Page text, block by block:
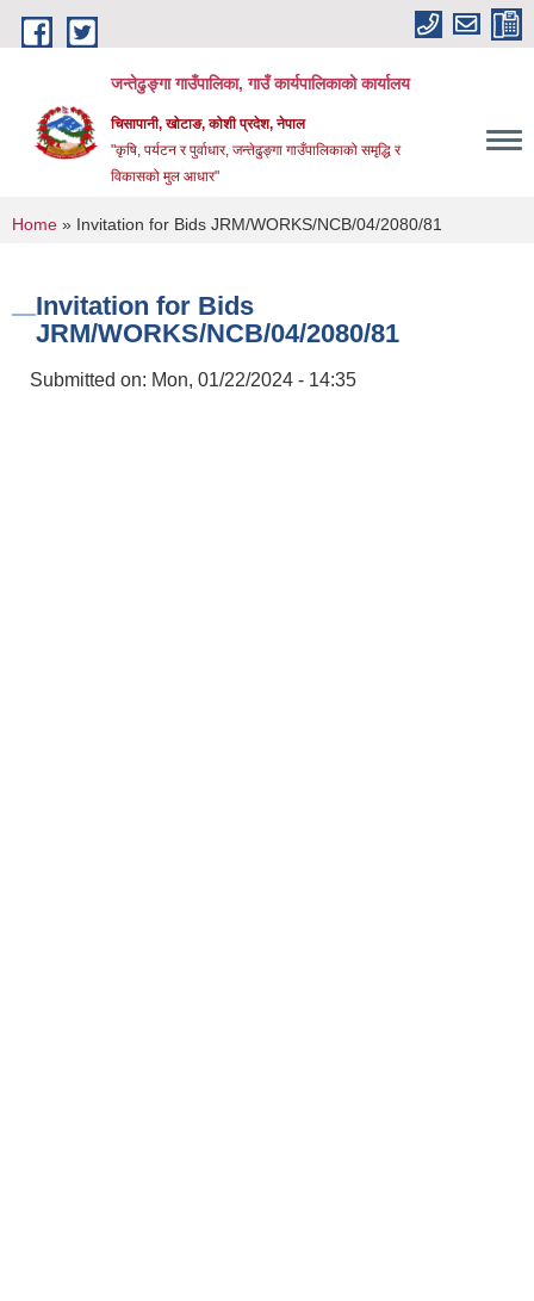
Skip to main content
जन्तेढुङ्गा गाउँपालिका, गाउँ कार्यपालिकाको कार्यालय
चिसापानी, खोटाङ, कोशी प्रदेश, नेपाल
"कृषि, पर्यटन र पुर्वाधार, जन्तेढुङ्गा गाउँपालिकाको समृद्धि र
विकासको मुल आधार"
You are here
Home » Invitation for Bids JRM/WORKS/NCB/04/2080/81
Invitation for Bids
JRM/WORKS/NCB/04/2080/81
Submitted on: Mon, 01/22/2024 - 14:35